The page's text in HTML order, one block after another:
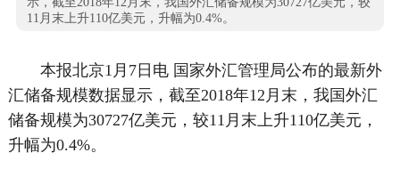
11月末上升110亿美元，升幅为0.4%。
本报北京1月7日电 国家外汇管理局公布的最新外
汇储备规模数据显示，截至2018年12月末，我国外汇
储备规模为30727亿美元，较11月末上升110亿美元，
升幅为0.4%。